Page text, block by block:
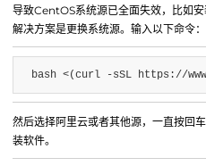
微信公众号
导致CentOS系统源已全面失效，比如安
解决方案是更换系统源。输入以下命令：
bash <(curl -sSL https://
然后选择阿里云或者其他源，一直按回
装软件。